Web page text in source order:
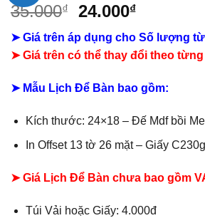
35.000₫
Giá
là:
35.000₫.
24.000₫Giá
hiện
tại
là:
24.000₫.
➤ Giá trên áp dụng cho Số lượng
➤Giá trên có thể thay đổi theo
➤ Mẫu Lịch Để Bàn bao gồm:
Kích thước: 24×18 – Đế Mdf bồi
In Offset 13 tờ 26 mặt – Giấy
➤ Giá Lịch Để Bàn chưa bao gồm
Túi Vải hoặc Giấy: 4.000đ